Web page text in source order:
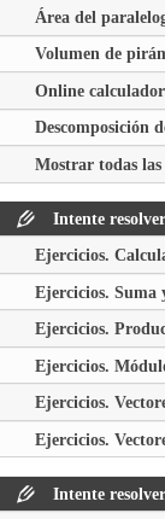
Área del
Volumen de
Online
Descomposición
Mostrar todas
Intente
Ejercicios.
Ejercicios. Suma
Ejercicios.
Ejercicios.
Ejercicios.
Ejercicios.
Intente